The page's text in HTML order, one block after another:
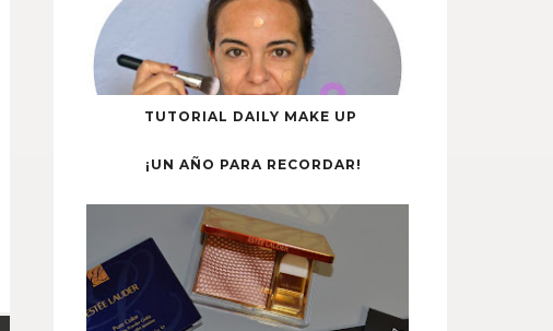
TUTORIAL DAILY MAKE UP
¡UN AÑO PARA RECORDAR!